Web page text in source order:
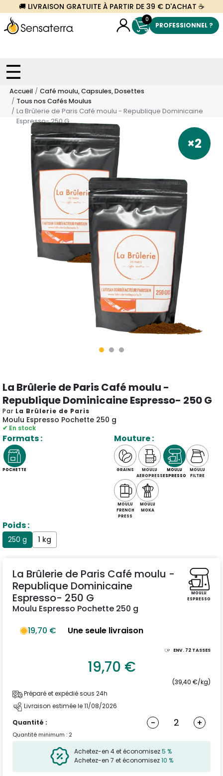
🚚 LIVRAISON GRATUITE À PARTIR DE 39 € D'ACHAT ☕
0
PROFESSIONNEL ?
Accueil
Café moulu, Capsules, Dosettes
Tous nos Cafés Moulus
La Brûlerie de Paris Café moulu - Republique Dominicaine
Espresso- 250 G
×2
La Brûlerie de Paris Café moulu -
Republique Dominicaine Espresso- 250 G
Par La Brûlerie de Paris
Moulu Espresso Pochette 250 g
✔ En stock
Formats :
POCHETTE
Mouture :
GRAINS
MOULU
AEROPRESS
MOULU
ESPRESSO
MOULU
FILTRE
MOULU
FRENCH
PRESS
MOULU
MOKA
Poids :
250 g 1 kg
MOULU
ESPRESSO
La Brûlerie de Paris Café moulu -
Republique Dominicaine
Espresso- 250 G
Moulu Espresso Pochette 250 g
19,70 €
Une seule livraison
ENV. 72 TASSES
19,70 €
(39,40 €/kg)
Préparé et expédié sous 24h
Livraison estimée le 11/08/2026
Quantité :
- +
Quantité minimum : 2
Achetez-en 4 et économisez5 %
Achetez-en 7 et économisez10 %